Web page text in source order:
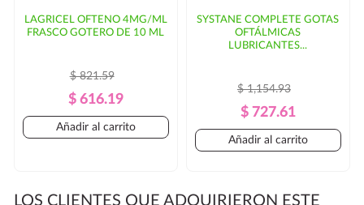
LAGRICEL OFTENO 4MG/ML
FRASCO GOTERO DE 10 ML
Precio
Regular
$ 821.59
Precio
$ 616.19
Añadir al carrito
SYSTANE COMPLETE GOTAS
OFTÁLMICAS
LUBRICANTES...
Precio
Regular
$ 1,154.93
Precio
$ 727.61
Añadir al carrito
LOS CLIENTES QUE ADQUIRIERON ESTE